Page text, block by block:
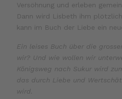
Versöhnung und erleben
Dann wird Lisbeth ihm
kann im Buch der Liebe ein
Ein leises Buch über die
wir? Und wie wollen wir
Königsweg nach Sukur wird
das durch Liebe und
wird.